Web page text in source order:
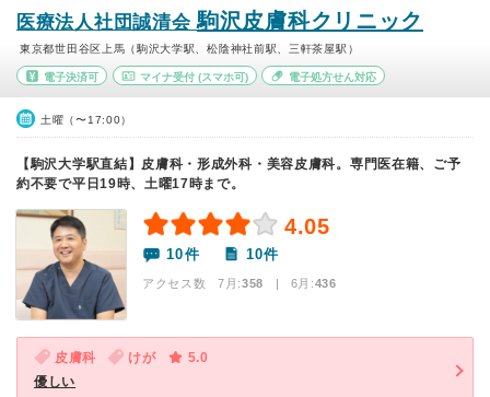
医療法人社団誠清会駒沢皮膚科クリニック
東京都世田谷区上馬（駒沢大学駅、松陰神社前駅、三軒茶屋駅）
電子決済可 マイナ受付(スマホ可) 電子処方せん対応
土曜（〜17:00）
【駒沢大学駅直結】皮膚科・形成外科・美容皮膚科。専門医在籍、ご予
約不要で平日19時、土曜17時まで。
4.05
10件 10件
アクセス数 7月:358 | 6月:436
皮膚科 けが
5.0
優しい